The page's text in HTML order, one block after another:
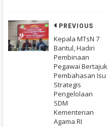
PREVIOUS
Kepala MTsN 7
Bantul, Hadiri
Pembinaan
Pegawai Bertajuk
Pembahasan Isu
Strategis
Pengelolaan
SDM
Kementerian
Agama RI